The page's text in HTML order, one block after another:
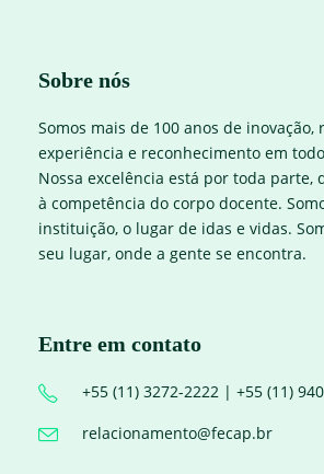
Sobre nós
Somos mais de 100 anos de inovação,
experiência e reconhecimento em
Nossa excelência está por toda parte,
à competência do corpo docente.
instituição, o lugar de idas e vidas.
seu lugar, onde a gente se encontra.
Entre em contato
+55 (11) 3272-2222 | +55 (11)
relacionamento@fecap.br